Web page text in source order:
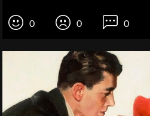
0 0 0